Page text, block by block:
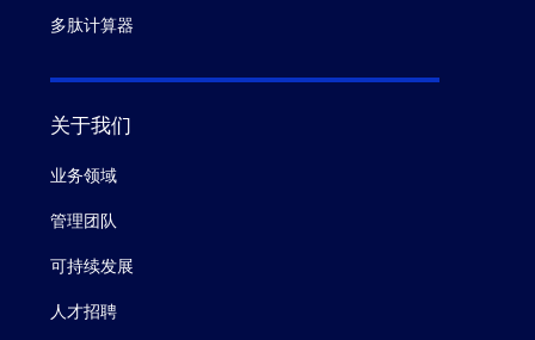
多肽计算器
关于我们
业务领域
管理团队
可持续发展
人才招聘